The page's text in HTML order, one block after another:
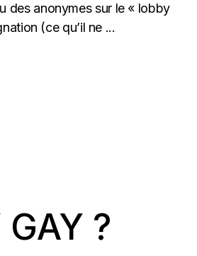
des anonymes sur le « lobby
(ce qu’il ne ...
?